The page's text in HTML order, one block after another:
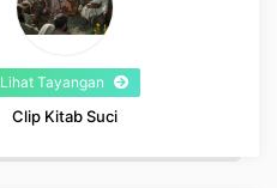
Lihat Tayangan
Clip Kitab Suci